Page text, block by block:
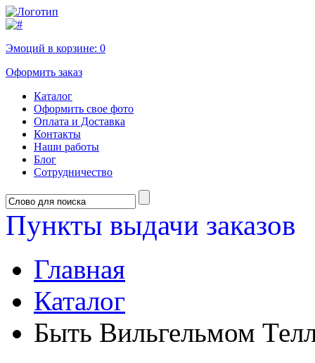
Эмоций в корзине: 0
Оформить заказ
Каталог
Оформить свое фото
Оплата и Доставка
Контакты
Наши работы
Блог
Сотрудничество
Пункты выдачи заказов
Главная
Каталог
Быть Вильгельмом